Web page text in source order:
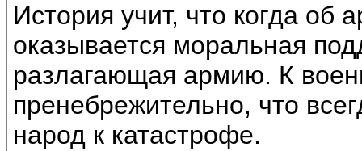
История учит, что когда об
оказывается моральная
разлагающая армию. К
пренебрежительно, что
народ к катастрофе.